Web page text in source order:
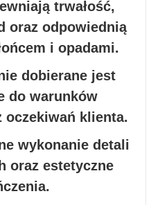
trwałość,
oraz odpowiednią
i opadami.
dobierane jest
do warunków
oczekiwań klienta.
wykonanie detali
oraz estetyczne